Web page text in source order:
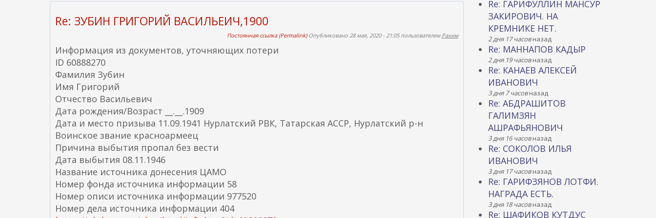
я
а
Re: ЗУБИН ГРИГОРИЙ ВАСИЛЬЕИЧ,1900
Постоянная ссылка (Permalink)Опубликовано 28 мая, 2020 - 21:05 пользователем Рахим
Информация из документов, уточняющих потери
ID 60888270
Фамилия Зубин
Имя Григорий
Отчество Васильевич
Дата рождения/Возраст __.__.1909
Дата и место призыва 11.09.1941 Нурлатский РВК, Татарская АССР, Нурлатский р-н
Воинское звание красноармеец
Причина выбытия пропал без вести
Дата выбытия 08.11.1946
Название источника донесения ЦАМО
Номер фонда источника информации 58
Номер описи источника информации 977520
Номер дела источника информации 404
Re: ГАРИФУЛЛИН МАНСУР
ЗАКИРОВИЧ. НА
КРЕМНИКЕ НЕТ.
2 дня 17 часовназад
Re: МАННАПОВ КАДЫР
2 дня 19 часовназад
Re: КАНАЕВ АЛЕКСЕЙ
ИВАНОВИЧ
3 дня 7 часовназад
Re: АБДРАШИТОВ
ГАЛИМЗЯН
АШРАФЬЯНОВИЧ
3 дня 16 часовназад
Re: СОКОЛОВ ИЛЬЯ
ИВАНОВИЧ
3 дня 17 часовназад
Re: ГАРИФЗЯНОВ ЛОТФИ.
НАГРАДА ЕСТЬ.
3 дня 18 часовназад
Re: ШАФИКОВ КУТДУС